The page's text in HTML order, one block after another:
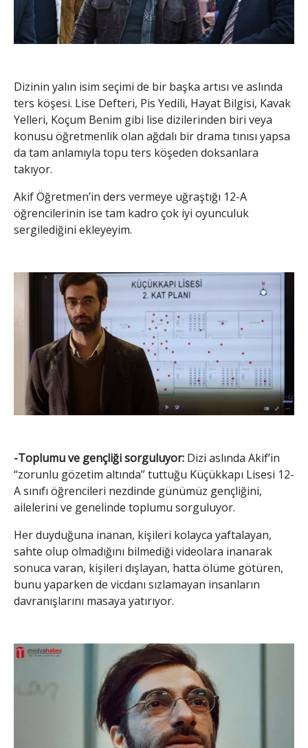
Dizinin yalın isim seçimi de bir başka artısı ve aslında
ters köşesi. Lise Defteri, Pis Yedili, Hayat Bilgisi, Kavak
Yelleri, Koçum Benim gibi lise dizilerinden biri veya
konusu öğretmenlik olan ağdalı bir drama tınısı yapsa
da tam anlamıyla topu ters köşeden doksanlara
takıyor.
Akif Öğretmen’in ders vermeye uğraştığı 12-A
öğrencilerinin ise tam kadro çok iyi oyunculuk
sergilediğini ekleyeyim.
-Toplumu ve gençliği sorguluyor: Dizi aslında Akif’in
“zorunlu gözetim altında” tuttuğu Küçükkapı Lisesi 12-
A sınıfı öğrencileri nezdinde günümüz gençliğini,
ailelerini ve genelinde toplumu sorguluyor.
Her duyduğuna inanan, kişileri kolayca yaftalayan,
sahte olup olmadığını bilmediği videolara inanarak
sonuca varan, kişileri dışlayan, hatta ölüme götüren,
bunu yaparken de vicdanı sızlamayan insanların
davranışlarını masaya yatırıyor.